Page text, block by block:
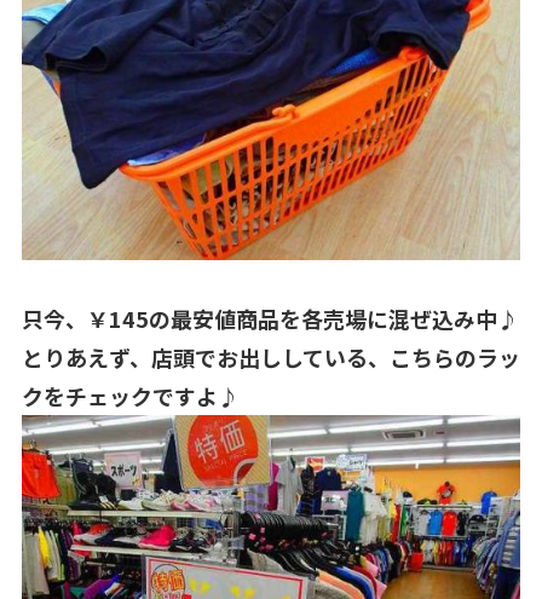
只今、￥145の最安値商品を各売場に混ぜ込み中♪
とりあえず、店頭でお出ししている、こちらのラッ
クをチェックですよ♪